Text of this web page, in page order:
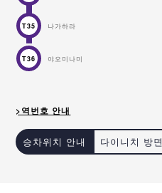
T35 나가하라
T36 야오미나미
>역번호 안내
승차위치 안내 다이니치 방면